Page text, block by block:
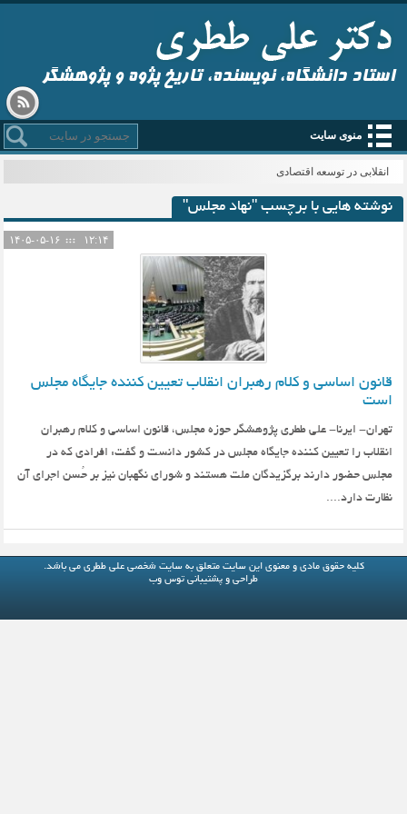
استاد دانشگاه، نویسنده، تاریخ پژوه و پژوهشگر
منوی سایت
انقلابی در توسعه اقتصادی
نوشته هایی با برچسب "نهاد مجلس"
۱۲:۱۴
قانون اساسی و کلام رهبران انقلاب تعیین کننده جایگاه مجلس
است
تهران- ایرنا- علی ططری پژوهشگر حوزه مجلس، قانون اساسی و کلام رهبران
انقلاب را تعیین کننده جایگاه مجلس در کشور دانست و گفت: افرادی که در
مجلس حضور دارند برگزیدگان ملت هستند و شورای نگهبان نیز بر حُسن اجرای آن
نظارت دارد....
کلیه حقوق مادی و معنوی این سایت متعلق بهسایت شخصی علی ططری می باشد.
طراحی و پشتیبانی توس وب